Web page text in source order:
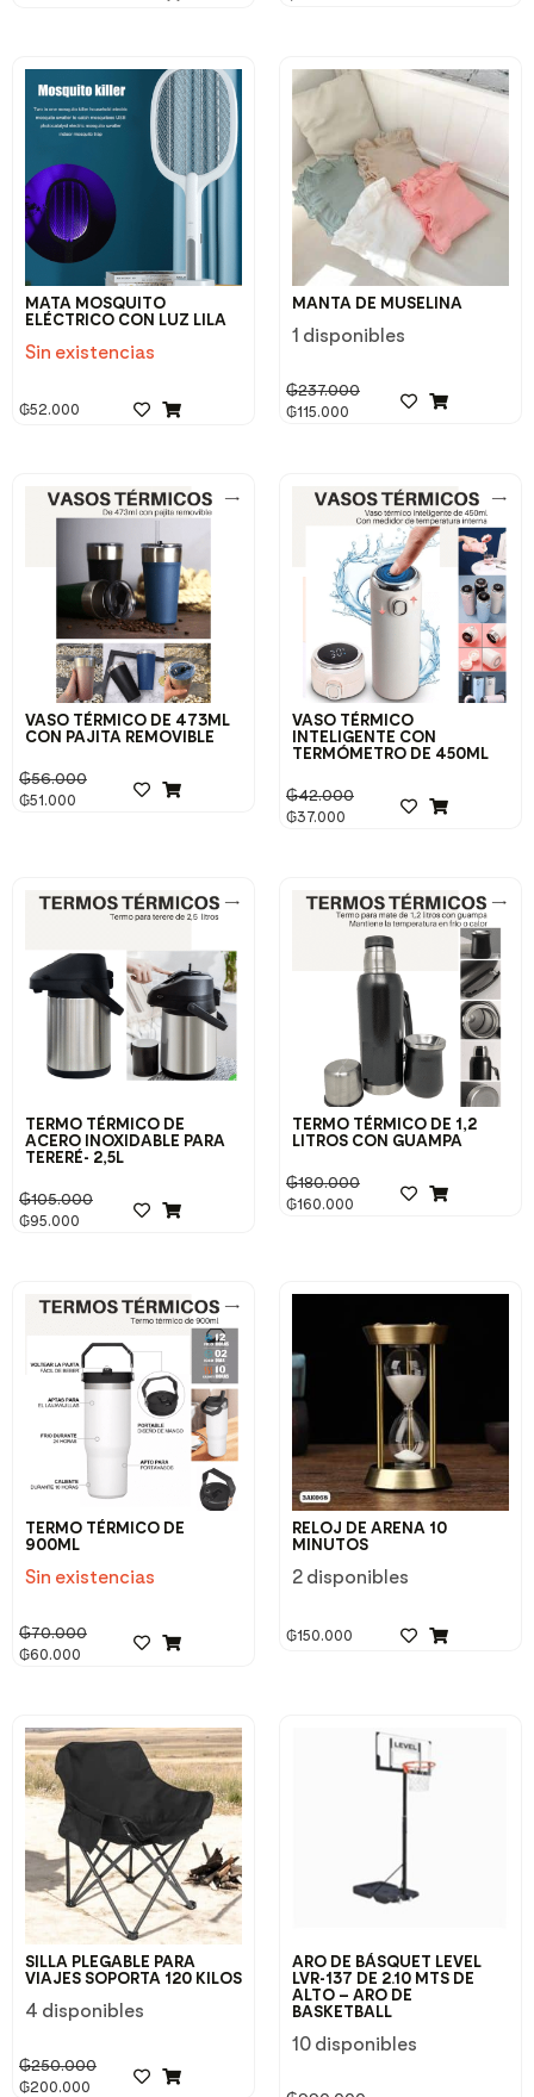
MATA MOSQUITO
ELÉCTRICO CON LUZ LILA
Sin existencias
₲52.000
MANTA DE MUSELINA
1 disponibles
₲237.000
₲115.000
VASO TÉRMICO DE 473ML
CON PAJITA REMOVIBLE
₲56.000
₲51.000
VASO TÉRMICO
INTELIGENTE CON
TERMÓMETRO DE 450ML
₲42.000
₲37.000
TERMO TÉRMICO DE
ACERO INOXIDABLE PARA
TERERÉ- 2,5L
₲105.000
₲95.000
TERMO TÉRMICO DE 1,2
LITROS CON GUAMPA
₲180.000
₲160.000
TERMO TÉRMICO DE
900ML
Sin existencias
₲70.000
₲60.000
RELOJ DE ARENA 10
MINUTOS
2 disponibles
₲150.000
SILLA PLEGABLE PARA
VIAJES SOPORTA 120 KILOS
4 disponibles
₲250.000
₲200.000
ARO DE BÁSQUET LEVEL
LVR-137 DE 2.10 MTS DE
ALTO – ARO DE
BASKETBALL
10 disponibles